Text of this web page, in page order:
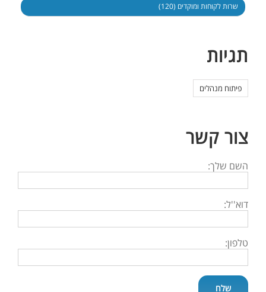
שרות לקוחות ומוקדים (120)
תגיות
פיתוח מנהלים
צור קשר
השם שלך:
דוא''ל:
טלפון: